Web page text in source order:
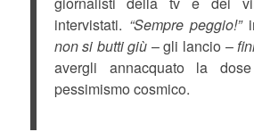
intervistati. “Sempre peggio!”
non si butti giù – gli lancio –
avergli annacquato la
pessimismo cosmico.